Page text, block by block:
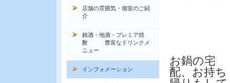
お鍋の宅
配、お持ち
店舗の雰囲気・個室のご紹
介
銘酒・地酒・プレミア焼
酎 豊富なドリンクメ
ニュー
インフォメーション